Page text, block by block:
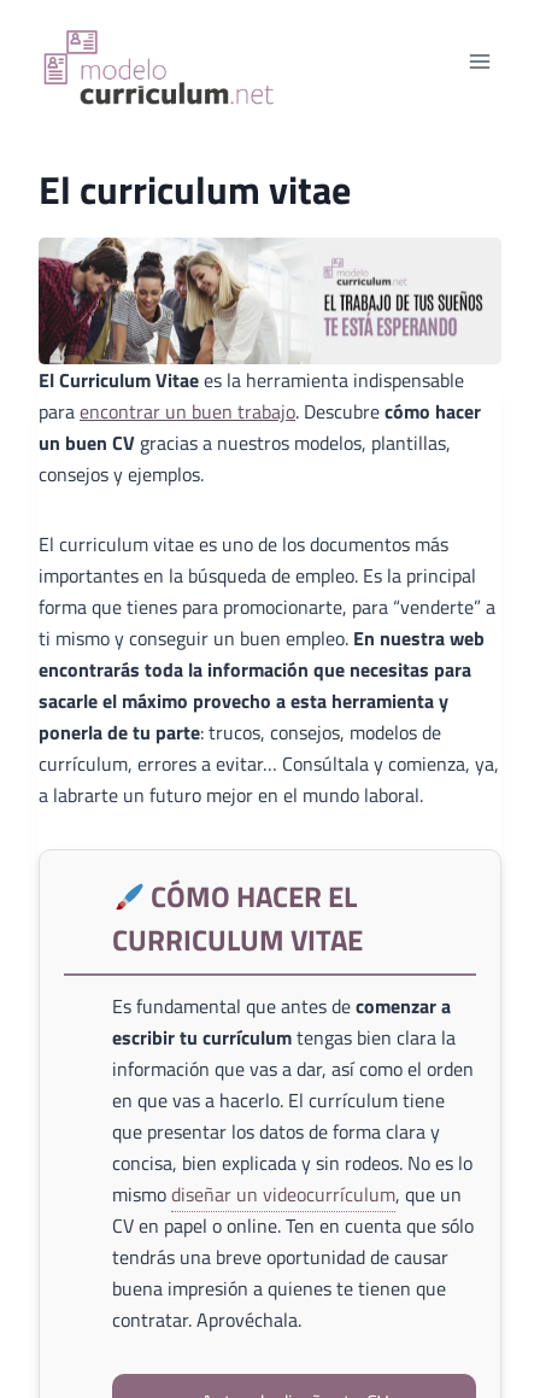
contenido
El curriculum vitae
El Curriculum Vitaees la herramienta indispensable
paraencontrar un buen trabajo. Descubrecómo hacer
un buen CV gracias a nuestros modelos, plantillas,
consejos y ejemplos.
El curriculum vitae es uno de los documentos más
importantes en la búsqueda de empleo. Es la principal
forma que tienes para promocionarte, para “venderte” a
ti mismo y conseguir un buen empleo. En nuestra web
encontrarás toda la información que necesitas para
sacarle el máximo provecho a esta herramienta y
ponerla de tu parte: trucos, consejos, modelos de
currículum, errores a evitar… Consúltala y comienza, ya,
a labrarte un futuro mejor en el mundo laboral.
CÓMO HACER EL
CURRICULUM VITAE
Es fundamental que antes decomenzar a
escribir tu currículumtengas bien clara la
información que vas a dar, así como el orden
en que vas a hacerlo. El currículum tiene
que presentar los datos de forma clara y
concisa, bien explicada y sin rodeos. No es lo
mismodiseñar un videocurrículum, que un
CV en papel o online. Ten en cuenta que sólo
tendrás una breve oportunidad de causar
buena impresión a quienes te tienen que
contratar. Aprovéchala.